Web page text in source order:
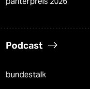
Podcast
bundestalk